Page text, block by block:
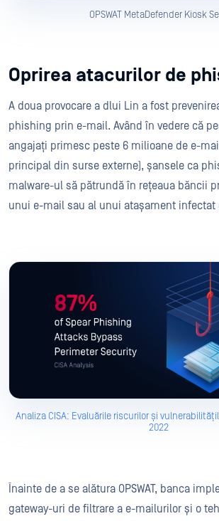
OPSWAT MetaDefender Kiosk
Oprirea atacurilor de
A doua provocare a dlui Lin a fost
phishing prin e-mail. Având în vedere că
angajați primesc peste 6 milioane de e-
principal din surse externe), șansele ca
malware-ul să pătrundă în rețeaua băncii
unui e-mail sau al unui atașament infectat
Analiza CISA: Evaluările riscurilor și
2022
Înainte de a se alătura OPSWAT, banca
gateway-uri de filtrare a e-mailurilor și o